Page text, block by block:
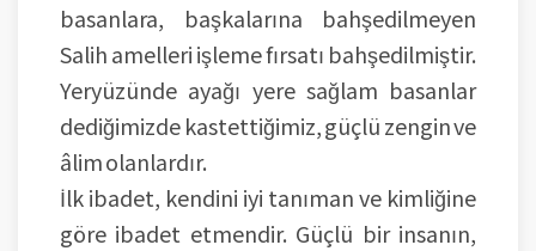
basanlara, başkalarına bahşedilmeyen
Salih amelleri işleme fırsatı bahşedilmiştir.
Yeryüzünde ayağı yere sağlam basanlar
dediğimizde kastettiğimiz, güçlü zengin ve
âlim olanlardır.
İlk ibadet, kendini iyi tanıman ve kimliğine
göre ibadet etmendir. Güçlü bir insanın,